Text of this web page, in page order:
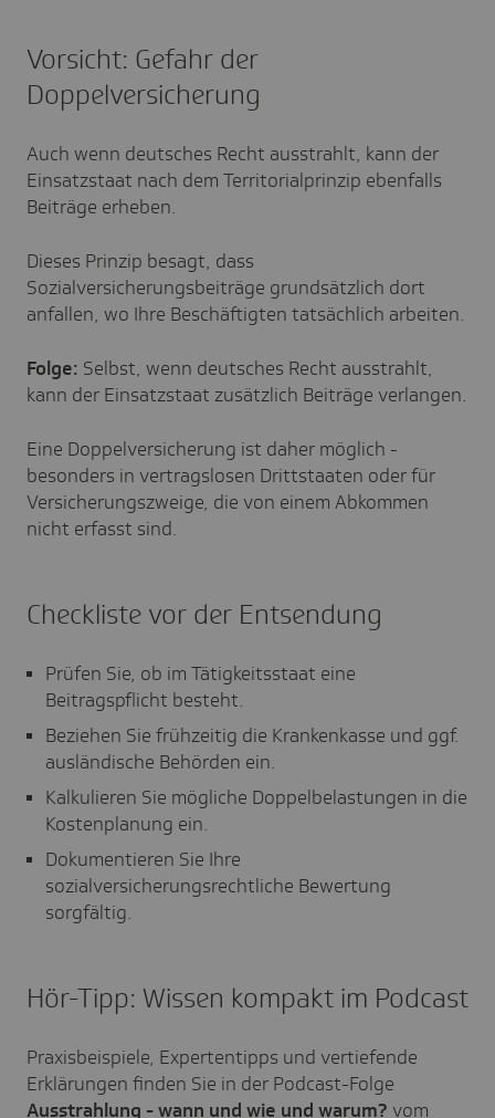
Vorsicht: Gefahr der
Doppelversicherung
Auch wenn deutsches Recht ausstrahlt, kann der
Einsatzstaat nach dem Territorialprinzip ebenfalls
Beiträge erheben.
Dieses Prinzip besagt, dass
Sozialversicherungsbeiträge grundsätzlich dort
anfallen, wo Ihre Beschäftigten tatsächlich arbeiten.
Folge: Selbst, wenn deutsches Recht ausstrahlt,
kann der Einsatzstaat zusätzlich Beiträge verlangen.
Eine Doppelversicherung ist daher möglich -
besonders in vertragslosen Drittstaaten oder für
Versicherungszweige, die von einem Abkommen
nicht erfasst sind.
Checkliste vor der Entsendung
Prüfen Sie, ob im Tätigkeitsstaat eine
Beitragspflicht besteht.
Beziehen Sie frühzeitig die Krankenkasse und ggf.
ausländische Behörden ein.
Kalkulieren Sie mögliche Doppelbelastungen in die
Kostenplanung ein.
Dokumentieren Sie Ihre
sozialversicherungsrechtliche Bewertung
sorgfältig.
Hör-Tipp: Wissen kompakt im Podcast
Praxisbeispiele, Expertentipps und vertiefende
Erklärungen finden Sie in der Podcast-Folge
Ausstrahlung - wann und wie und warum? vom